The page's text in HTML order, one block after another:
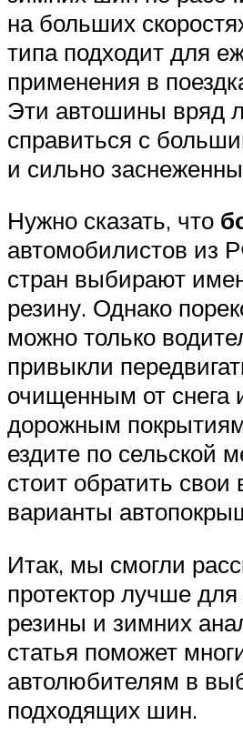
на больших
типа подходит для
применения в
Эти автошины вряд
справиться с
и сильно
Нужно сказать, что
автомобилистов из
стран выбирают
резину. Однако
можно только
привыкли
очищенным от снега
дорожным
ездите по сельской
стоит обратить
варианты
Итак, мы смогли
протектор лучше для
резины и зимних
статья поможет
автолюбителям в
подходящих шин.